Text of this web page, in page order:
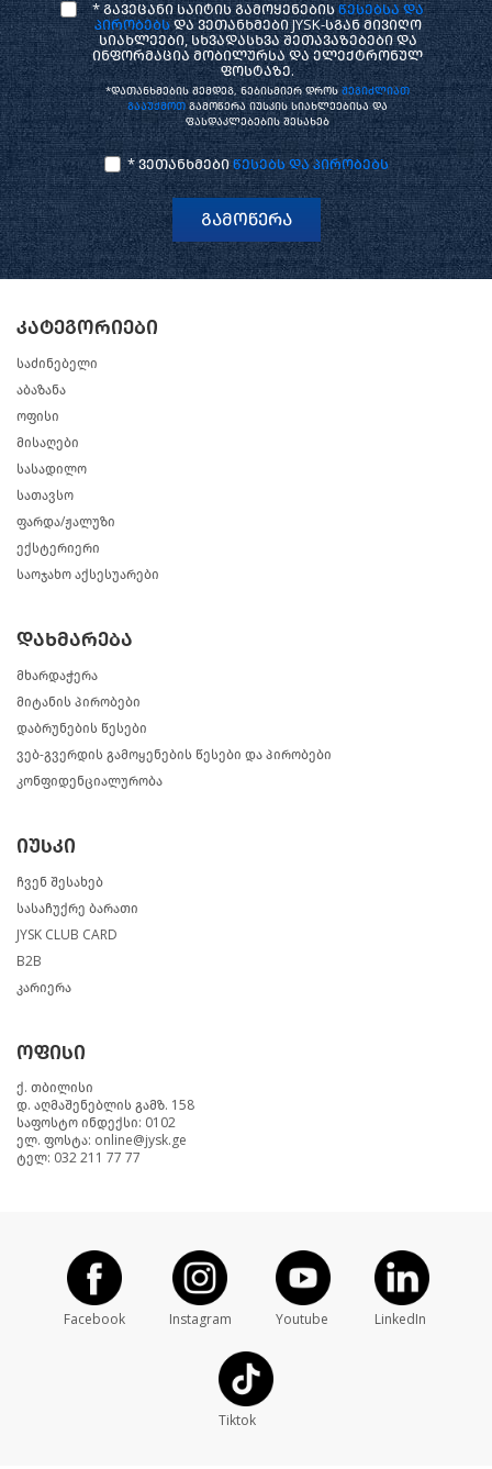
* გავეცანი საიტის გამოყენებისწესებსა და
პირობებსდა ვეთანხმები JYSK-სგან მივიღო
სიახლეები, სხვადასხვა შეთავაზებები და
ინფორმაცია მობილურსა და ელექტრონულ
ფოსტაზე.
*დათანხმების შემდეგ, ნებისმიერ დროს შეგიძლიათ
გააუქმოთგამოწერა იუსკის სიახლეებისა და
ფასდაკლებების შესახებ
* ვეთანხმები წესებს და პირობებს
გამოწერა
კატეგორიები
საძინებელი
აბაზანა
ოფისი
მისაღები
სასადილო
სათავსო
ფარდა/ჟალუზი
ექსტერიერი
საოჯახო აქსესუარები
დახმარება
მხარდაჭერა
მიტანის პირობები
დაბრუნების წესები
ვებ-გვერდის გამოყენების წესები და პირობები
კონფიდენციალურობა
იუსკი
ჩვენ შესახებ
სასაჩუქრე ბარათი
JYSK CLUB CARD
B2B
კარიერა
ოფისი
ქ. თბილისი
დ. აღმაშენებლის გამზ. 158
საფოსტო ინდექსი: 0102
ელ. ფოსტა: online@jysk.ge
ტელ: 032 211 77 77
Facebook Instagram Youtube LinkedIn
Tiktok